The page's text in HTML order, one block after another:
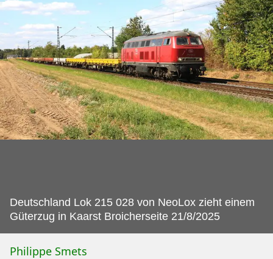
Deutschland Lok 215 028 von NeoLox zieht einem
Güterzug in Kaarst Broicherseite 21/8/2025
Philippe Smets